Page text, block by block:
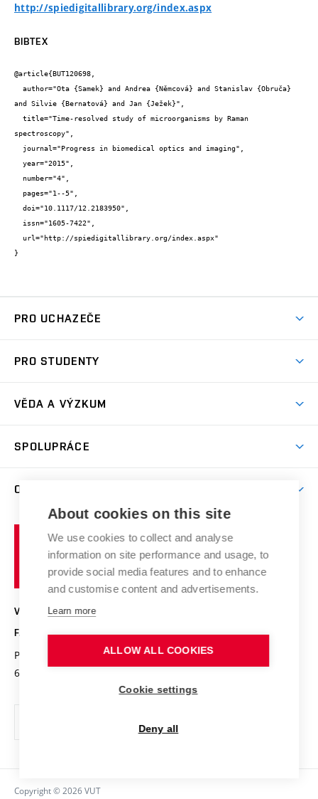
http://spiedigitallibrary.org/index.aspx
BIBTEX
@article{BUT120698,
and Silvie {Bernatová} and Jan {Ježek}",
spectroscopy",
}
PRO UCHAZEČE
Jak se dostat na FCH
Den otevřených dveří
PRO STUDENTY
Studijní programy
Pro prváky
Knihovna
Studium a stáže v zahraničí
Pracovní nabídky
Den chemie
Chemici z VUT
Stipendia
Studijní předpisy
VĚDA A VÝZKUM
Výzkumné skupiny
Výsledky VaV
Projekty
Úspěchy a ocenění
Konference a soutěže
Kvalifikační řízení
SPOLUPRÁCE
Fórum Chemistry and Life
Střední školy a FCH
Popularizace vědy
O FAKULTĚ
Organizační struktura
Historie fakulty
Kalendář akcí
Fotogalerie
Absolventi
Reklamní předměty
Fakultní časopis
Ochrana osobních údajů
Kontakty
Vysoké
učení
technické
v
VYSOKÉ UČENÍ TECHNICKÉ V BRNĚ
FAKULTA CHEMICKÁ
Purkyňova 464/118
612 00 Brno
www.fch.vut.cz
Copyright © 2026 VUT
About cookies on this site
We use cookies to collect and analyse
information on site performance and usage, to
provide social media features and to enhance
and customise content and advertisements.
Learn more
ALLOW ALL COOKIES
Cookie settings
Deny all